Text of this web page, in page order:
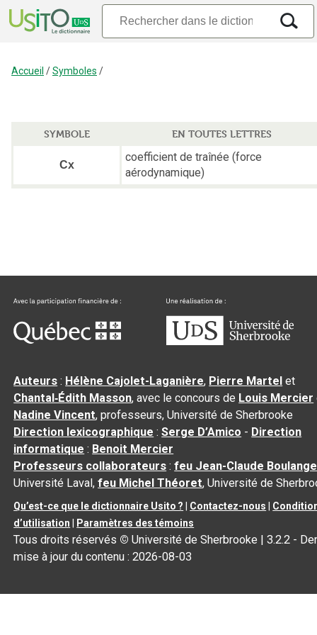
Accueil /Symboles /
SYMBOLE EN TOUTES LETTRES
Cx
coefficient de traînée (force
aérodynamique)
Auteurs : Hélène Cajolet-Laganière, Pierre Martel et
Chantal‑Édith Masson, avec le concours de Louis Mercier
Nadine Vincent, professeurs, Université de Sherbrooke
Direction lexicographique :Serge D’Amico - Direction
informatique : Benoit Mercier
Professeurs collaborateurs :feu Jean-Claude
Université Laval,feu Michel Théoret, Université de
Qu’est-ce que le dictionnaire Usito ? Contactez-nous
d’utilisation
Paramètres des témoins
Tous droits réservés © Université de Sherbrooke |3.2.2 -
mise à jour du contenu :2026-08-03